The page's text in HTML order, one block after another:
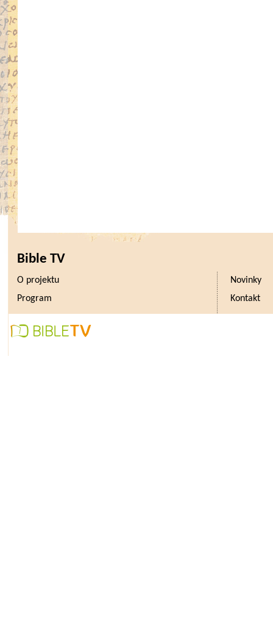
Bible TV
O projektu
Novinky
Program
Kontakt